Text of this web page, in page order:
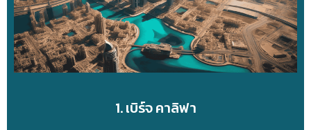
1. เบิร์จ คาลิฟา